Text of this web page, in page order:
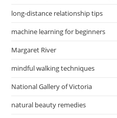
long-distance relationship tips
machine learning for beginners
Margaret River
mindful walking techniques
National Gallery of Victoria
natural beauty remedies